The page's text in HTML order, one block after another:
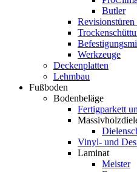
Butler
Werkzeuge
Deckenplatten
Lehmbau
Fußboden
Bodenbeläge
Fertigparkett
Vinyl- und
Laminat
Meister